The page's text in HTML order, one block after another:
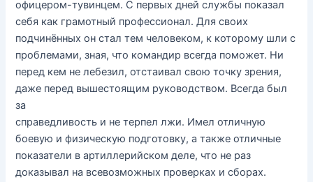
офицером-тувинцем. С первых дней службы показал
себя как грамотный профессионал. Для своих
подчинённых он стал тем человеком, к которому шли с
проблемами, зная, что командир всегда поможет. Ни
перед кем не лебезил, отстаивал свою точку зрения,
даже перед вышестоящим руководством. Всегда был
за
справедливость и не терпел лжи. Имел отличную
боевую и физическую подготовку, а также отличные
показатели в артиллерийском деле, что не раз
доказывал на всевозможных проверках и сборах.